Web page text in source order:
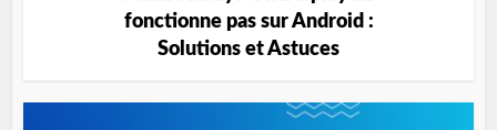
fonctionne pas sur Android :
Solutions et Astuces